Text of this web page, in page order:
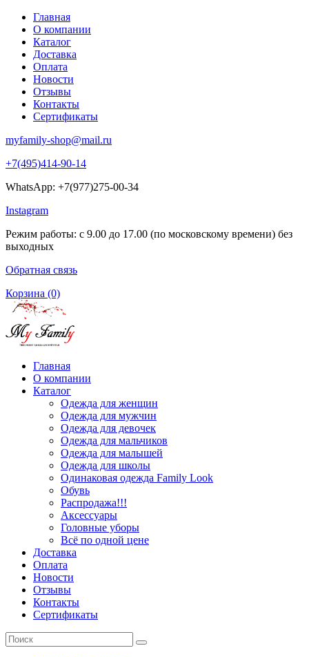
Главная
О компании
Каталог
Доставка
Оплата
Новости
Отзывы
Контакты
Сертификаты
myfamily-shop@mail.ru
+7(495)414-90-14
WhatsApp: +7(977)275-00-34
Instagram
Режим работы: с 9.00 до 17.00 (по московскому времени) без
выходных
Обратная связь
Корзина (0)
Главная
О компании
Каталог
Одежда для женщин
Одежда для мужчин
Одежда для девочек
Одежда для мальчиков
Одежда для малышей
Одежда для школы
Одинаковая одежда Family Look
Обувь
Распродажа!!!
Аксессуары
Головные уборы
Всё по одной цене
Доставка
Оплата
Новости
Отзывы
Контакты
Сертификаты